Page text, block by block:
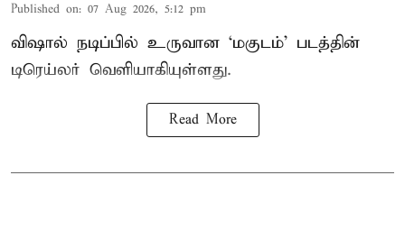
Published on: 07 Aug 2026, 5:12 pm
விஷால் நடிப்பில் உருவான ‘மகுடம்’ படத்தின்
டிரெய்லர் வெளியாகியுள்ளது.
Read More